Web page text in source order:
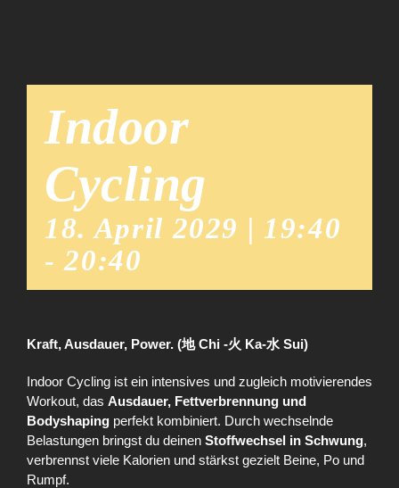
Indoor
Cycling
18. April 2029 | 19:40
-20:40
Kraft, Ausdauer, Power. (地 Chi -火 Ka-水 Sui)
Indoor Cycling ist ein intensives und zugleich motivierendes
Workout, das Ausdauer, Fettverbrennung und
Bodyshaping perfekt kombiniert. Durch wechselnde
Belastungen bringst du deinen Stoffwechsel in Schwung,
verbrennst viele Kalorien und stärkst gezielt Beine, Po und
Rumpf.